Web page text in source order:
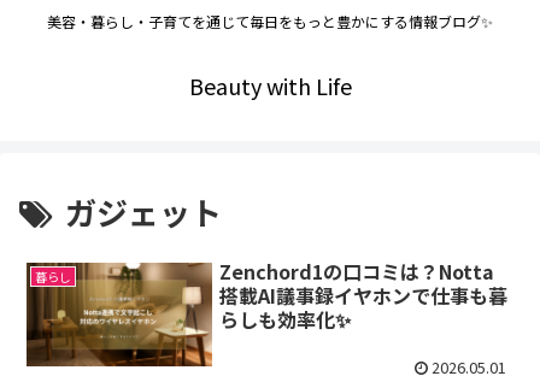
美容・暮らし・子育てを通じて毎日をもっと豊かにする情報ブログ✨
Beauty with Life
ガジェット
暮らし
Zenchord1の口コミは？Notta
搭載AI議事録イヤホンで仕事も暮
らしも効率化✨
2026.05.01